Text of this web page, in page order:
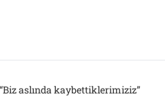
“Biz aslında kaybettiklerimiziz”